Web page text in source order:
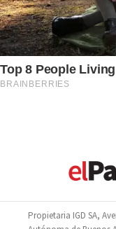
Propietaria IGD SA,